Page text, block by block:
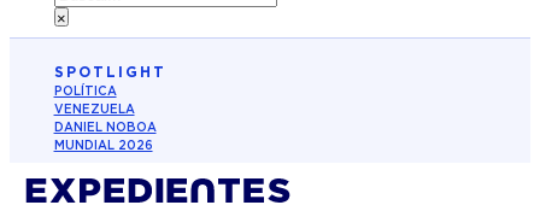
×
SPOTLIGHT
POLÍTICA
VENEZUELA
DANIEL NOBOA
MUNDIAL 2026